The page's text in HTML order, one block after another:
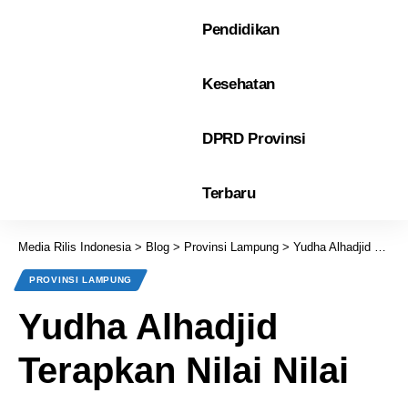
Pendidikan
Kesehatan
DPRD Provinsi
Terbaru
Media Rilis Indonesia> Blog > Provinsi Lampung > Yudha Alhadjid Terapkan Nilai Nilai Pancasila yang Mulai Pudar Di Masyarakat Gedong Tataan Pringsewu
PROVINSI LAMPUNG
Yudha Alhadjid
Terapkan Nilai Nilai